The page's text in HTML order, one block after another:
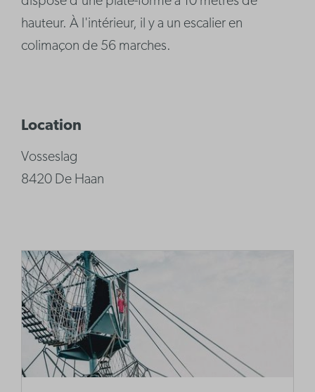
hauteur. À l'intérieur, il y a un escalier en
colimaçon de 56 marches.
Location
Vosseslag
8420 De Haan